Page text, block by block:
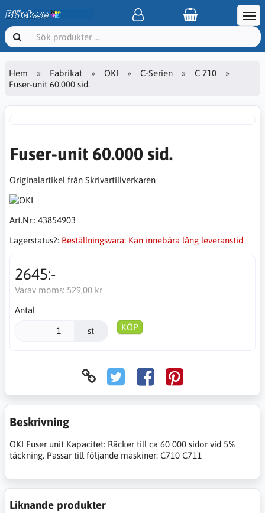
Hem Fabrikat OKI C-Serien
C 710
Fuser-unit 60.000 sid.
Fuser-unit 60.000 sid.
Originalartikel från Skrivartillverkaren
Art.Nr:: 43854903
Lagerstatus?: Beställningsvara: Kan innebära lång leveranstid
2645:-
Varav moms: 529,00 kr
Antal
st KÖP
Beskrivning
OKI Fuser unit Kapacitet: Räcker till ca 60 000 sidor vid 5%
täckning. Passar till följande maskiner: C710 C711
Liknande produkter